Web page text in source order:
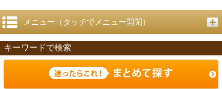
戻る
メニュー（タッチでメニュー開閉）
キーワードで検索